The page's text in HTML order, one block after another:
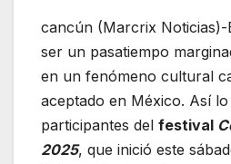
cancún (Marcrix Noticias)-
ser un pasatiempo
en un fenómeno cultural
aceptado en México. Así
participantes del festival
2025, que inició este